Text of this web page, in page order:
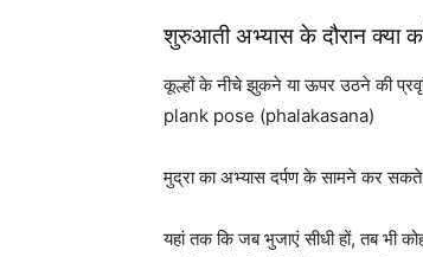
शुरुआती अभ्यास के दौरान क्या
कूल्हों के नीचे झुकने या ऊपर उठने की
plank pose (phalakasana)
मुद्रा का अभ्यास दर्पण के सामने कर
यहां तक कि जब भुजाएं सीधी हों, तब भी